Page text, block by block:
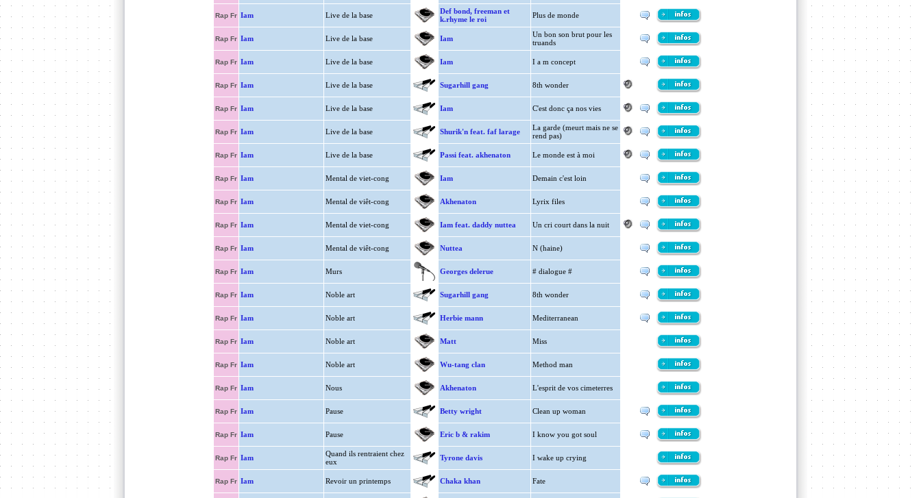
Rap Fr Iam Live de la base
Def bond, freeman et
k.rhyme le roi
Plus de monde
Rap Fr Iam Live de la base Iam
Un bon son brut pour les
truands
Rap Fr Iam Live de la base Iam I a m concept
Rap Fr Iam Live de la base Sugarhill gang 8th wonder
Rap Fr Iam Live de la base Iam C'est donc ça nos vies
Rap Fr Iam Live de la base Shurik'n feat. faf larage
La garde (meurt mais ne se
rend pas)
Rap Fr Iam Live de la base Passi feat. akhenaton Le monde est à moi
Rap Fr Iam Mental de viet-cong Iam Demain c'est loin
Rap Fr Iam Mental de viêt-cong Akhenaton Lyrix files
Rap Fr Iam Mental de viet-cong Iam feat. daddy nuttea Un cri court dans la nuit
Rap Fr Iam Mental de viêt-cong Nuttea N (haine)
Rap Fr Iam Murs Georges delerue # dialogue #
Rap Fr Iam Noble art Sugarhill gang 8th wonder
Rap Fr Iam Noble art Herbie mann Mediterranean
Rap Fr Iam Noble art Matt Miss
Rap Fr Iam Noble art Wu-tang clan Method man
Rap Fr Iam Nous Akhenaton L'esprit de vos cimeterres
Rap Fr Iam Pause Betty wright Clean up woman
Rap Fr Iam Pause Eric b & rakim I know you got soul
Rap Fr Iam
Quand ils rentraient chez
eux
Tyrone davis I wake up crying
Rap Fr Iam Revoir un printemps Chaka khan Fate